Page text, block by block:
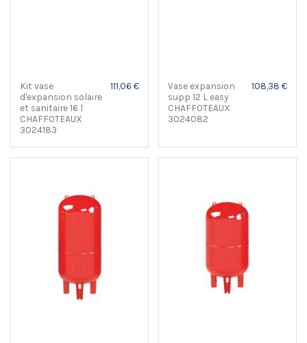
Kit vase
d'expansion solaire
et sanitaire 16 l
CHAFFOTEAUX
3024183
111,06 €
Vase expansion
supp 12 L easy
CHAFFOTEAUX
3024082
108,38 €